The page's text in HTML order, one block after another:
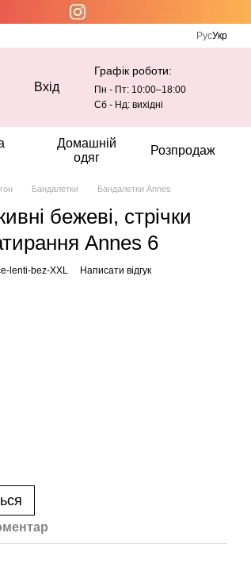
РусУкр
Вхід
Графік роботи:
Пн - Пт: 10:00–18:00
Сб - Нд: вихідні
Домашній
одяг
Розпродаж
Бандалетки Бандалетки Annes
бежеві, стрічки
Annes 6
lenti-bez-XXL Написати відгук